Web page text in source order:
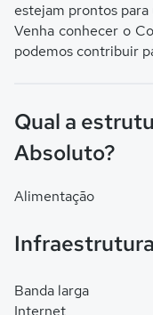
estejam prontos
Venha conhecer o
podemos contribuir
Qual a
Absoluto?
Alimentação
Infraestrutura
Banda larga
Internet